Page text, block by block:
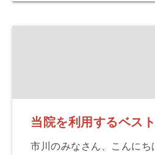
当院を利用するベス
市川のみなさん、こんにち